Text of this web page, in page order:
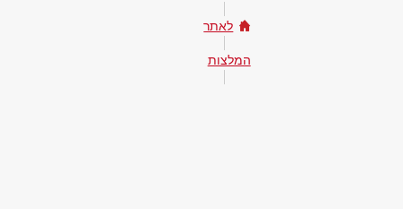
לאתר
המלצות